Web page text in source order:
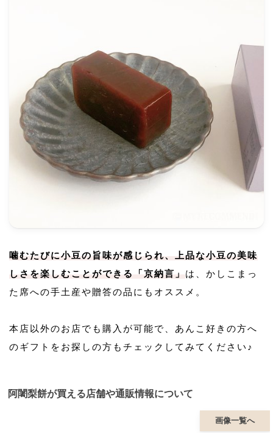
噛むたびに小豆の旨味が感じられ、上品な小豆の美味
しさを楽しむことができる「京納言」 は、かしこまっ
た席への手土産や贈答の品にもオススメ。
本店以外のお店でも購入が可能で、あんこ好きの方へ
のギフトをお探しの方もチェックしてみてください♪
阿闍梨餅が買える店舗や通販情報について
画像一覧へ